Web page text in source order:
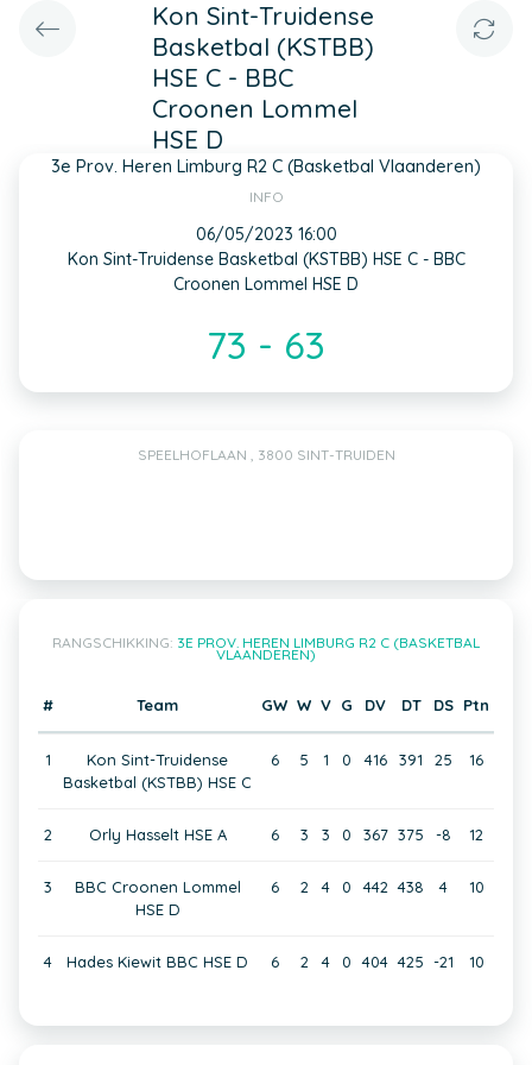
Kon Sint-Truidense
Basketbal (KSTBB)
HSE C - BBC
Croonen Lommel
HSE D
3e Prov. Heren Limburg R2 C (Basketbal Vlaanderen)
INFO
06/05/2023 16:00
Kon Sint-Truidense Basketbal (KSTBB) HSE C - BBC
Croonen Lommel HSE D
73 - 63
SPEELHOFLAAN , 3800 SINT-TRUIDEN
RANGSCHIKKING: 3E PROV. HEREN LIMBURG R2 C (BASKETBAL
VLAANDEREN)
# Team GW W V G DV DT DS Ptn
1
Kon Sint-Truidense
Basketbal (KSTBB) HSE C
6 5 1 0 416 391 25 16
2 Orly Hasselt HSE A 6 3 3 0 367 375 -8 12
3
BBC Croonen Lommel
HSE D
6 2 4 0 442 438 4 10
4 Hades Kiewit BBC HSE D 6 2 4 0 404 425 -21 10